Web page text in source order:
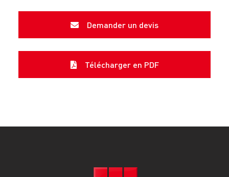
Demander un devis
Télécharger en PDF